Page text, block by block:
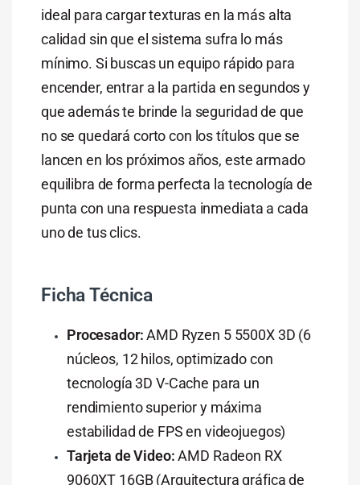
ideal para cargar texturas en la más alta
calidad sin que el sistema sufra lo más
mínimo. Si buscas un equipo rápido para
encender, entrar a la partida en segundos y
que además te brinde la seguridad de que
no se quedará corto con los títulos que se
lancen en los próximos años, este armado
equilibra de forma perfecta la tecnología de
punta con una respuesta inmediata a cada
uno de tus clics.
Ficha Técnica
Procesador:AMD Ryzen 5 5500X 3D (6
núcleos, 12 hilos, optimizado con
tecnología 3D V-Cache para un
rendimiento superior y máxima
estabilidad de FPS en videojuegos)
Tarjeta de Video:AMD Radeon RX
9060XT 16GB (Arquitectura gráfica de